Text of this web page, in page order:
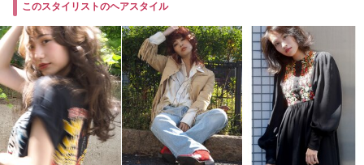
このスタイリストのヘアスタイル